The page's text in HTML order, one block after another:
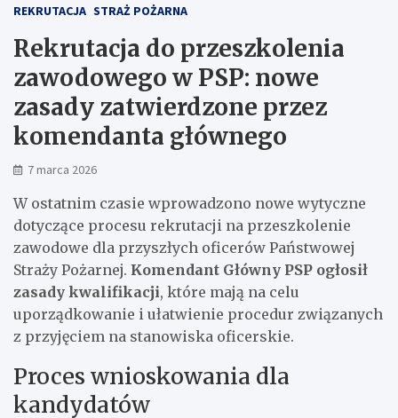
REKRUTACJA STRAŻ POŻARNA
Rekrutacja do przeszkolenia
zawodowego w PSP: nowe
zasady zatwierdzone przez
komendanta głównego
7 marca 2026
W ostatnim czasie wprowadzono nowe wytyczne
dotyczące procesu rekrutacji na przeszkolenie
zawodowe dla przyszłych oficerów Państwowej
Straży Pożarnej. Komendant Główny PSP ogłosił
zasady kwalifikacji, które mają na celu
uporządkowanie i ułatwienie procedur związanych
z przyjęciem na stanowiska oficerskie.
Proces wnioskowania dla
kandydatów